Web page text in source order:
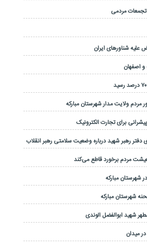
شناورهای ایران
و اصفهان
مردم ولایت مدار شهرستان مبارکه
برای تجارت الکترونیک
رهبر شهید درباره وضعیت سلامتی رهبر انقلاب
مردم برخورد قاطع می‌کند
شهرستان مبارکه
شهرستان مبارکه
شهید ابوالفضل الوندی
میدان